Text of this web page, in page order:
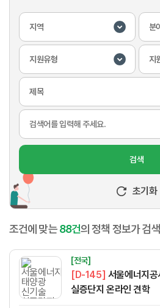
검색
초기화
조건에 맞는88건의 정책 정보가 검
[전국]
[D-145]
실증단지 온라인 견학